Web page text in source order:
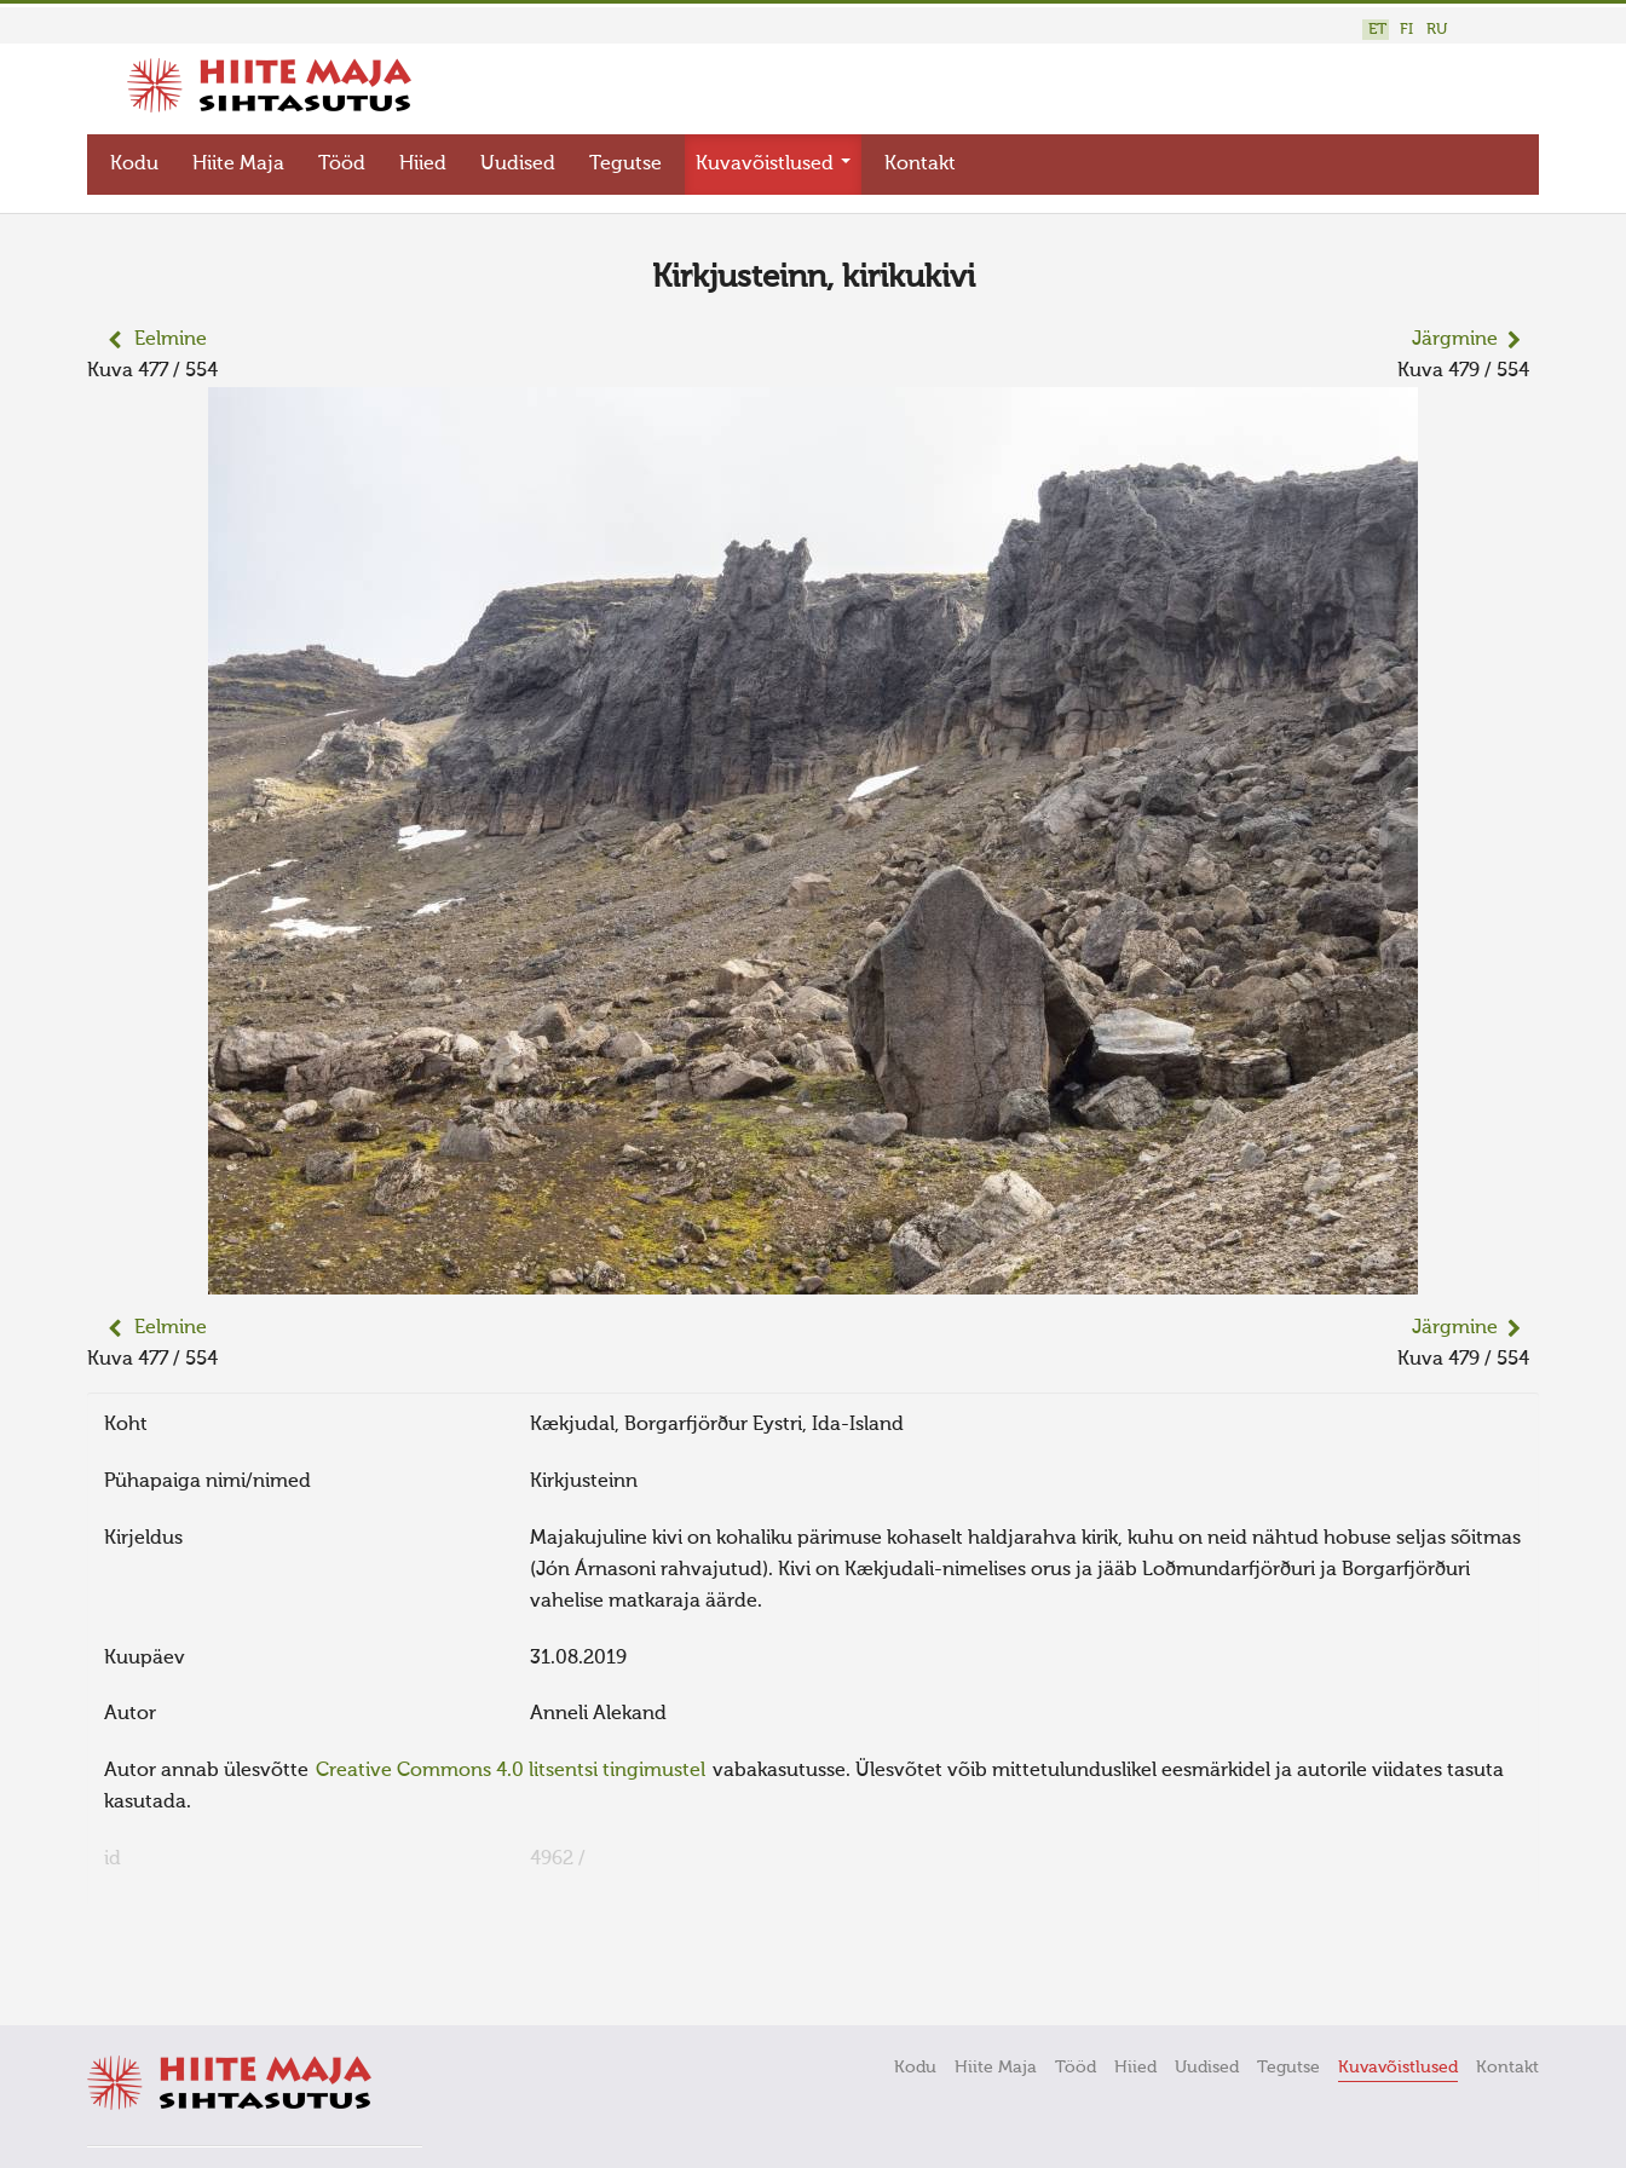
ET FI RU
Kodu Hiite Maja Tööd Hiied Uudised Tegutse Kuvavõistlused Kontakt
Kirkjusteinn, kirikukivi
Eelmine
Kuva 477 / 554
Järgmine
Kuva 479 / 554
Eelmine
Kuva 477 / 554
Järgmine
Kuva 479 / 554
Koht Kækjudal, Borgarfjörður Eystri, Ida-Island
Pühapaiga nimi/nimed Kirkjusteinn
Kirjeldus
Majakujuline kivi on kohaliku pärimuse kohaselt haldjarahva kirik, kuhu on neid nähtud hobuse seljas sõitmas
(Jón Árnasoni rahvajutud). Kivi on Kækjudali-nimelises orus ja jääb Loðmundarfjörðuri ja Borgarfjörðuri
vahelise matkaraja äärde.
Kuupäev 31.08.2019
Autor Anneli Alekand
Autor annab ülesvõtte Creative Commons 4.0 litsentsi tingimustel vabakasutusse. Ülesvõtet võib mittetulunduslikel eesmärkidel ja autorile viidates tasuta
kasutada.
id 4962 /
Kodu Hiite Maja Tööd Hiied Uudised Tegutse Kuvavõistlused Kontakt